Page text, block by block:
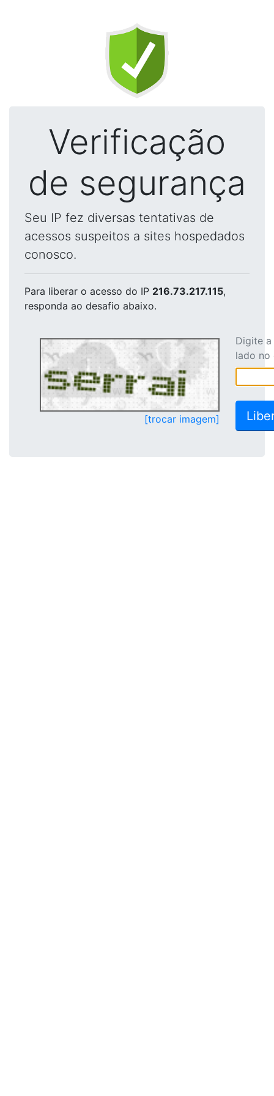
Verificação
de segurança
Seu IP fez diversas tentativas de
acessos suspeitos a sites hospedados
conosco.
Para liberar o acesso do IP 216.73.217.115,
responda ao desafio abaixo.
[trocar imagem]
Digite
lado no